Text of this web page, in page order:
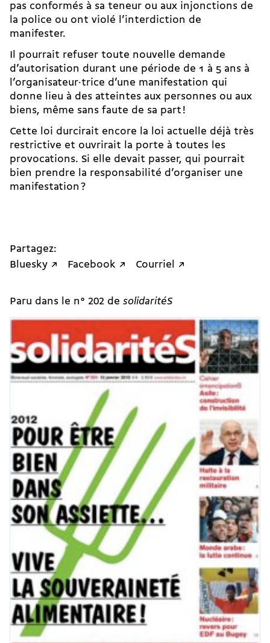
pas conformés à sa teneur ou aux injonctions de
la police ou ont violé l’interdiction de
manifester.
Il pourrait refuser toute nouvelle demande
d’autorisation durant une période de 1 à 5 ans à
l’organisateur·trice d’une manifestation qui
donne lieu à des atteintes aux personnes ou aux
biens, même sans faute de sa part !
Cette loi durcirait encore la loi actuelle déjà très
restrictive et ouvrirait la porte à toutes les
provocations. Si elle devait passer, qui pourrait
bien prendre la responsabilité d’organiser une
manifestation ?
Partagez:
Bluesky ↗
Facebook ↗ Courriel ↗
Paru dans le n° 202 de solidaritéS